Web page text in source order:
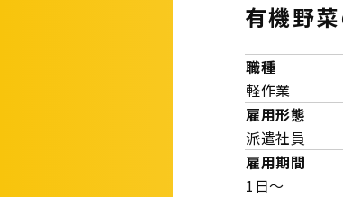
有機野
職種
軽作業
雇用形態
派遣社員
雇用期間
1日～